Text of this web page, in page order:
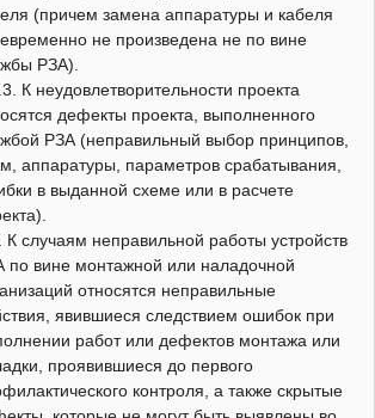
(причем замена аппаратуры и кабеля
не произведена не по вине
РЗА).
К неудовлетворительности проекта
дефекты проекта, выполненного
РЗА (неправильный выбор принципов,
аппаратуры, параметров срабатывания,
в выданной схеме или в расчете
К случаям неправильной работы устройств
по вине монтажной или наладочной
относятся неправильные
явившиеся следствием ошибок при
работ или дефектов монтажа или
проявившиеся до первого
контроля, а также скрытые